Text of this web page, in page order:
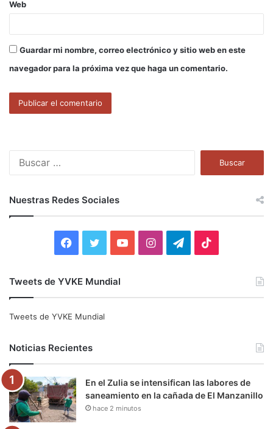
Web
Guardar mi nombre, correo electrónico y sitio web en este
navegador para la próxima vez que haga un comentario.
:
Nuestras Redes Sociales
e
o
o
k
t
e
r
b
e
I
g
r
r
a
k
Tweets de YVKE Mundial
Tweets de YVKE Mundial
Noticias Recientes
En el Zulia se intensifican las labores de
saneamiento en la cañada de El Manzanillo
hace 2 minutos